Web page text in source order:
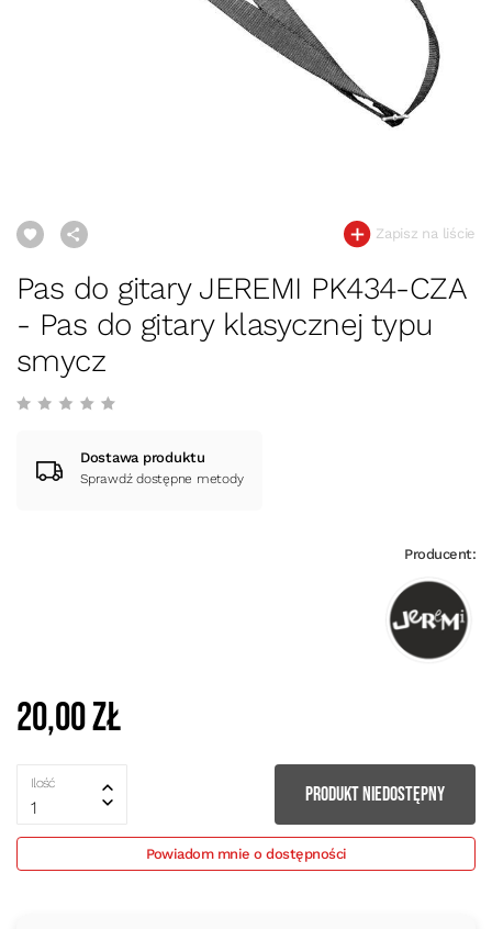
Zapisz na liście
Pas do gitary JEREMI PK434-CZA
- Pas do gitary klasycznej typu
smycz
Dostawa produktu
Sprawdź dostępne metody
Producent:
20,00 zł
Ilość
1
PRODUKT NIEDOSTĘPNY
Powiadom mnie o dostępności